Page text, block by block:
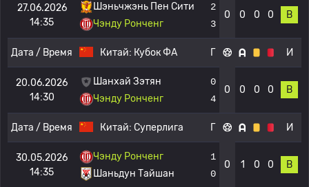
27.06.2026
14:35
Шэньчжэнь Пен Сити
Чэнду Ронченг
2
3
0 0 0 0 В
Дата / Время Китай: Кубок ФА Г И
20.06.2026
14:30
Шанхай Зэтян
Чэнду Ронченг
0
4
0 0 0 0 В
Дата / Время Китай: Суперлига Г И
30.05.2026
14:35
Чэнду Ронченг
Шаньдун Тайшан
1
0
0 1 0 0 В